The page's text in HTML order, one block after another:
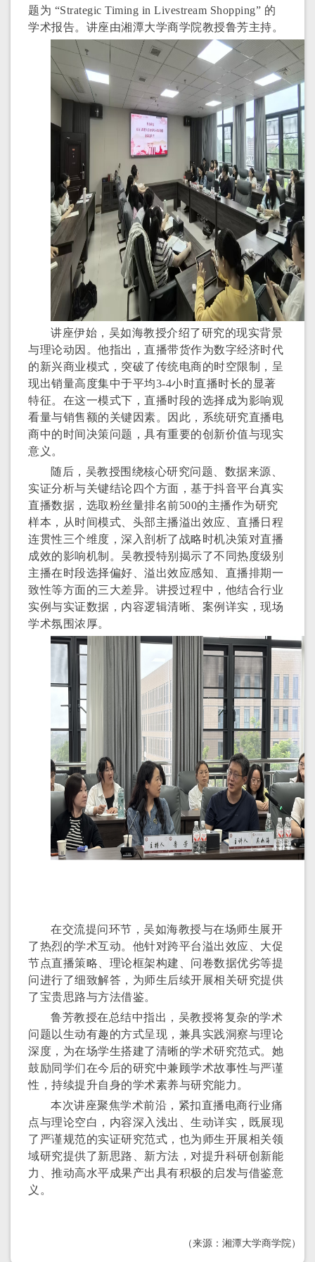
题为 “Strategic Timing in Livestream Shopping” 的
学术报告。讲座由湘潭大学商学院教授鲁芳主持。
讲座伊始，吴如海教授介绍了研究的现实背景
与理论动因。他指出，直播带货作为数字经济时代
的新兴商业模式，突破了传统电商的时空限制，呈
现出销量高度集中于平均3-4小时直播时长的显著
特征。在这一模式下，直播时段的选择成为影响观
看量与销售额的关键因素。因此，系统研究直播电
商中的时间决策问题，具有重要的创新价值与现实
意义。
随后，吴教授围绕核心研究问题、数据来源、
实证分析与关键结论四个方面，基于抖音平台真实
直播数据，选取粉丝量排名前500的主播作为研究
样本，从时间模式、头部主播溢出效应、直播日程
连贯性三个维度，深入剖析了战略时机决策对直播
成效的影响机制。吴教授特别揭示了不同热度级别
主播在时段选择偏好、溢出效应感知、直播排期一
致性等方面的三大差异。讲授过程中，他结合行业
实例与实证数据，内容逻辑清晰、案例详实，现场
学术氛围浓厚。
在交流提问环节，吴如海教授与在场师生展开
了热烈的学术互动。他针对跨平台溢出效应、大促
节点直播策略、理论框架构建、问卷数据优劣等提
问进行了细致解答，为师生后续开展相关研究提供
了宝贵思路与方法借鉴。
鲁芳教授在总结中指出，吴教授将复杂的学术
问题以生动有趣的方式呈现，兼具实践洞察与理论
深度，为在场学生搭建了清晰的学术研究范式。她
鼓励同学们在今后的研究中兼顾学术故事性与严谨
性，持续提升自身的学术素养与研究能力。
本次讲座聚焦学术前沿，紧扣直播电商行业痛
点与理论空白，内容深入浅出、生动详实，既展现
了严谨规范的实证研究范式，也为师生开展相关领
域研究提供了新思路、新方法，对提升科研创新能
力、推动高水平成果产出具有积极的启发与借鉴意
义。
（来源：湘潭大学商学院）